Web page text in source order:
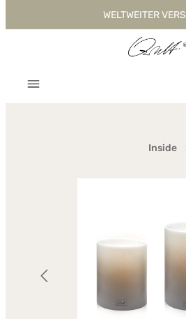
Zum Hauptinhalt springen
WELTWEITER
Inside